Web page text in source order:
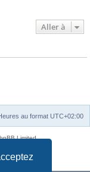
Aller à
au format UTC+02:00
Limited